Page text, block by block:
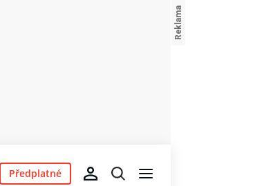
Předplatné